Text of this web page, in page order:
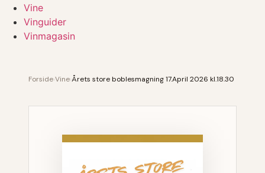
Vine
Vinguider
Vinmagasin
ForsideVineÅrets store boblesmagning 17.April 2026 kl.18.30